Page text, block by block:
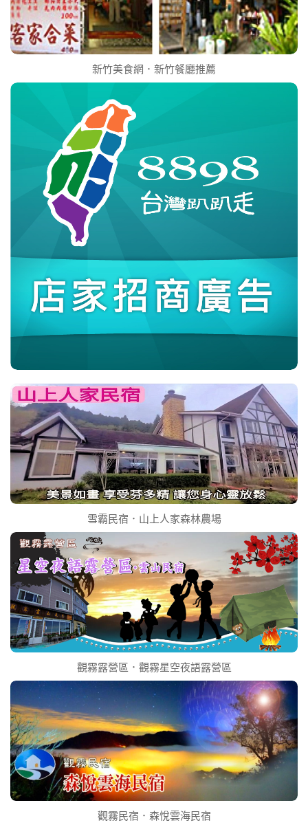
新竹美食網．新竹餐廳推薦
雪霸民宿．山上人家森林農場
觀霧露營區．觀霧星空夜語露營區
觀霧民宿．森悅雲海民宿